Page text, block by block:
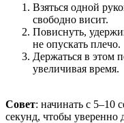
Взяться одной
свободно висит.
Повиснуть,
не опускать плечо.
Держаться в этом
увеличивая время.
Совет: начинать с 5–10
секунд, чтобы уверенно